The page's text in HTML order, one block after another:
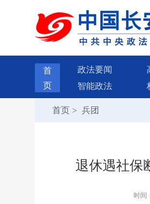
首
页
政法要闻
智能政法
首页 > 兵团
退休遇社保
时间